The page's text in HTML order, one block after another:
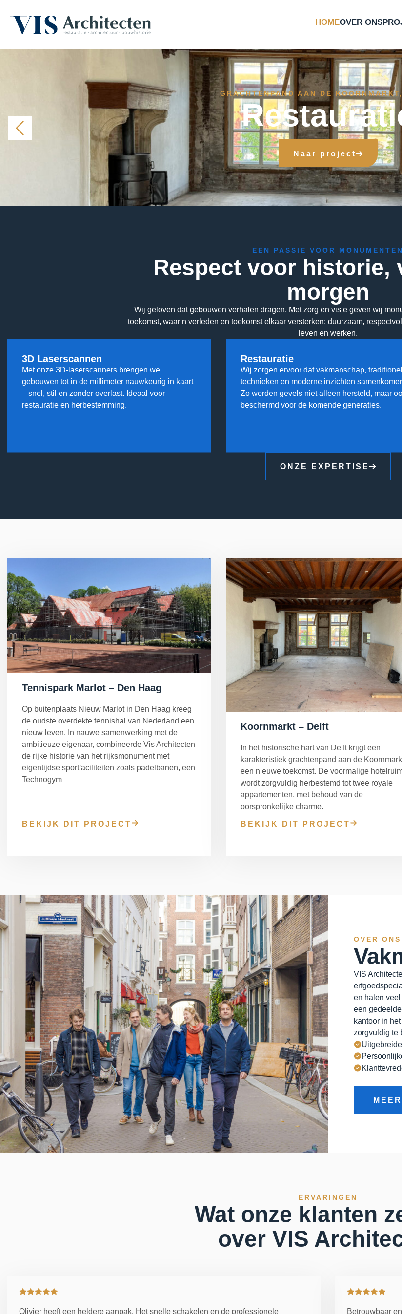
HOMEOVER ONS
Haalbaarheidsstudie & analyse
Bouwhistorisch onderzoek & waardestelling
3D Laserscannen & 3D inmeten
Restauratie & herstel
Herbestemming & transformatie
Verduurzaming & modernisering
TENNISPARK NIEUW MARLOT, DEN
Restauratie &
Naar project
EEN PASSIE VOOR MONUMENTEN
Respect voor historie,
morgen
Wij geloven dat gebouwen verhalen dragen. Met zorg en visie geven wij
toekomst, waarin verleden en toekomst elkaar versterken: duurzaam,
leven en werken.
3D Laserscannen
Met onze 3D-laserscanners brengen we
gebouwen tot in de millimeter nauwkeurig in kaart
– snel, stil en zonder overlast. Ideaal voor
restauratie en herbestemming.
Restauratie
Wij zorgen ervoor dat vakmanschap,
technieken en moderne inzichten
Zo worden gevels niet alleen hersteld, maar
beschermd voor de komende generaties.
ONZE EXPERTISE
Tennispark Marlot – Den Haag
Op buitenplaats Nieuw Marlot in Den Haag kreeg
de oudste overdekte tennishal van Nederland een
nieuw leven. In nauwe samenwerking met de
ambitieuze eigenaar, combineerde Vis Architecten
de rijke historie van het rijksmonument met
eigentijdse sportfaciliteiten zoals padelbanen, een
Technogym
BEKIJK DIT PROJECT
Koornmarkt – Delft
In het historische hart van Delft krijgt een
karakteristiek grachtenpand aan de
een nieuwe toekomst. De voormalige
wordt zorgvuldig herbestemd tot twee royale
appartementen, met behoud van de
oorspronkelijke charme.
BEKIJK DIT PROJECT
OVER ONS
VIS
en halen
een
kantoor in
zorgvuldig te
ERVARINGEN
Wat onze klanten
over VIS
Olivier heeft een heldere aanpak. Het snelle schakelen en de professionele Betrouwbaar